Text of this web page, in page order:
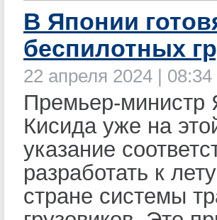
В Японии
беспилотных
22 апреля 2024 | 08:34
Премьер-
Кисида уже на
указание
разработать к
стране системы